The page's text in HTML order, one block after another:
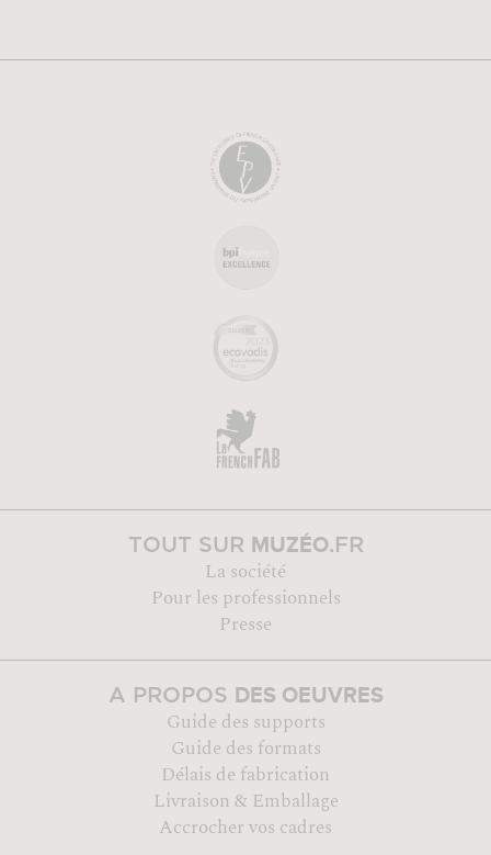
TOUT SUR MUZÉO.FR
La société
Pour les professionnels
Presse
A PROPOS DES OEUVRES
Guide des supports
Guide des formats
Délais de fabrication
Livraison & Emballage
Accrocher vos cadres